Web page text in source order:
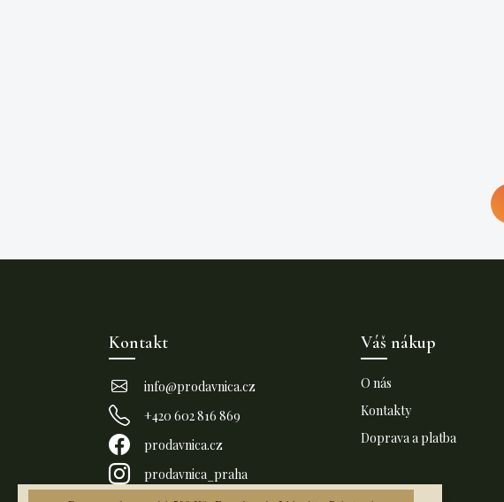
Kontakt
info@prodavnica.cz
+420 602 816 869
prodavnica.cz
prodavnica_praha
Váš nákup
O nás
Kontakty
Doprava a platba